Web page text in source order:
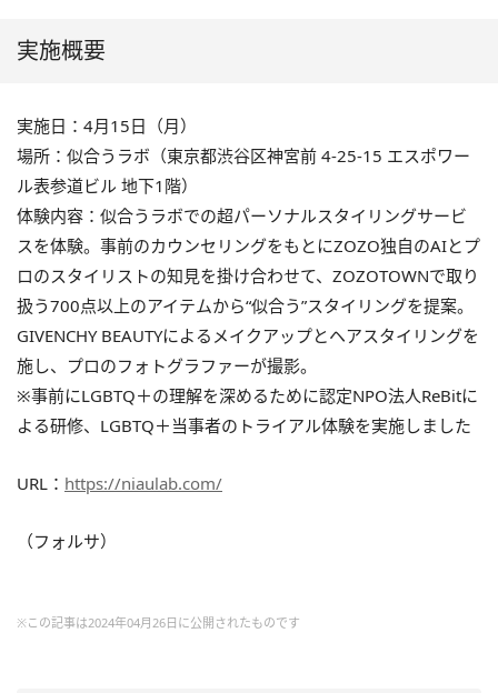
実施概要
実施日：4月15日（月）
場所：似合うラボ（東京都渋谷区神宮前 4-25-15 エスポワー
ル表参道ビル 地下1階）
体験内容：似合うラボでの超パーソナルスタイリングサービ
スを体験。事前のカウンセリングをもとにZOZO独自のAIとプ
ロのスタイリストの知見を掛け合わせて、ZOZOTOWNで取り
扱う700点以上のアイテムから“似合う”スタイリングを提案。
GIVENCHY BEAUTYによるメイクアップとヘアスタイリングを
施し、プロのフォトグラファーが撮影。
※事前にLGBTQ＋の理解を深めるために認定NPO法人ReBitに
よる研修、LGBTQ＋当事者のトライアル体験を実施しました
URL： https://niaulab.com/
（フォルサ）
※この記事は2024年04月26日に公開されたものです